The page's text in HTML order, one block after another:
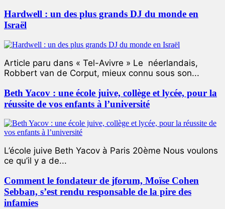
Hardwell : un des plus grands DJ du monde en
Israël
Article paru dans « Tel-Avivre » Le néerlandais,
Robbert van de Corput, mieux connu sous son...
Beth Yacov : une école juive, collège et lycée, pour la
réussite de vos enfants à l’université
L’école juive Beth Yacov à Paris 20ème Nous voulons
ce qu’il y a de...
Comment le fondateur de jforum, Moïse Cohen
Sebban, s’est rendu responsable de la pire des
infamies